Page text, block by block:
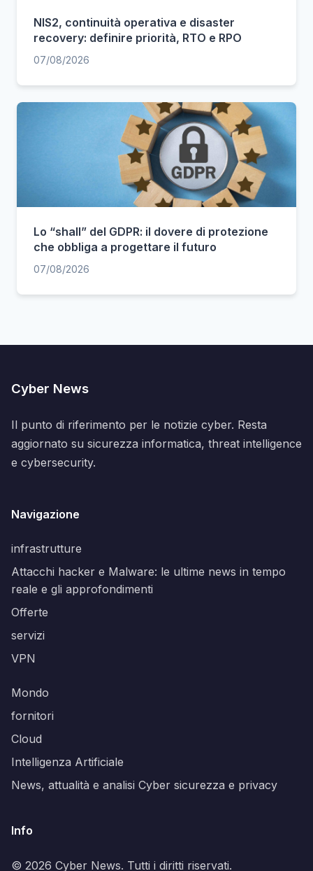
NIS2, continuità operativa e disaster
recovery: definire priorità, RTO e RPO
07/08/2026
Lo “shall” del GDPR: il dovere di protezione
che obbliga a progettare il futuro
07/08/2026
Cyber News
Il punto di riferimento per le notizie cyber. Resta
aggiornato su sicurezza informatica, threat intelligence
e cybersecurity.
Navigazione
infrastrutture
Attacchi hacker e Malware: le ultime news in tempo
reale e gli approfondimenti
Offerte
servizi
VPN
Mondo
fornitori
Cloud
Intelligenza Artificiale
News, attualità e analisi Cyber sicurezza e privacy
Info
© 2026 Cyber News. Tutti i diritti riservati.